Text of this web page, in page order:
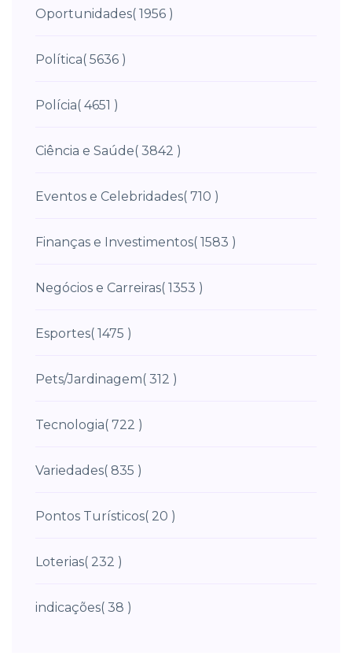
Oportunidades( 1956 )
Política( 5636 )
Polícia( 4651 )
Ciência e Saúde( 3842 )
Eventos e Celebridades( 710 )
Finanças e Investimentos( 1583 )
Negócios e Carreiras( 1353 )
Esportes( 1475 )
Pets/Jardinagem( 312 )
Tecnologia( 722 )
Variedades( 835 )
Pontos Turísticos( 20 )
Loterias( 232 )
indicações( 38 )